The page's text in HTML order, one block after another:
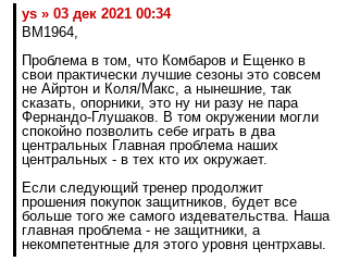
ys » 03 дек 2021 00:34
BM1964,
Проблема в том, что Комбаров и Ещенко в
свои практически лучшие сезоны это совсем
не Айртон и Коля/Макс, а нынешние, так
сказать, опорники, это ну ни разу не пара
Фернандо-Глушаков. В том окружении могли
спокойно позволить себе играть в два
центральных Главная проблема наших
центральных - в тех кто их окружает.
Если следующий тренер продолжит
прошения покупок защитников, будет все
больше того же самого издевательства. Наша
главная проблема - не защитники, а
некомпетентные для этого уровня центрхавы.